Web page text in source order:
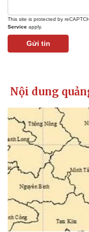
Bóng đá
Thế giới thể thao
eSports
Hậu trường
This site is protected by
Service apply.
Gửi tin